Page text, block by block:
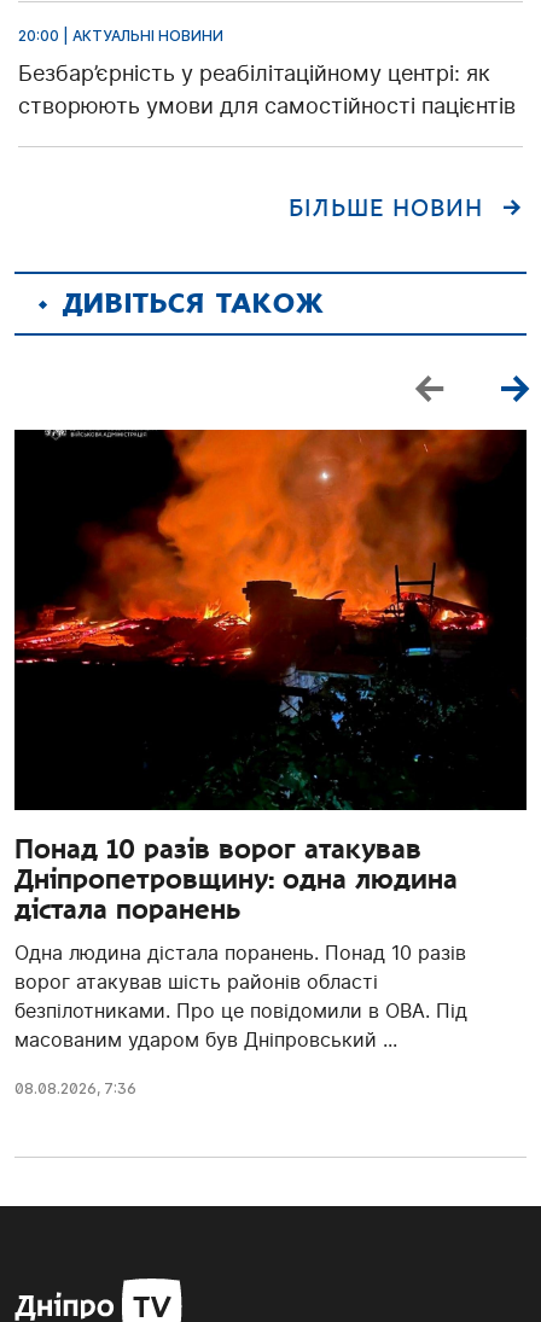
20:00 | АКТУАЛЬНІ НОВИНИ
Безбар’єрність у реабілітаційному центрі: як
створюють умови для самостійності пацієнтів
БІЛЬШЕ НОВИН
ДИВІТЬСЯ ТАКОЖ
Понад 10 разів ворог атакував
Дніпропетровщину: одна людина
дістала поранень
Одна людина дістала поранень. Понад 10 разів
ворог атакував шість районів області
безпілотниками. Про це повідомили в ОВА. Під
масованим ударом був Дніпровський ...
08.08.2026, 7:36